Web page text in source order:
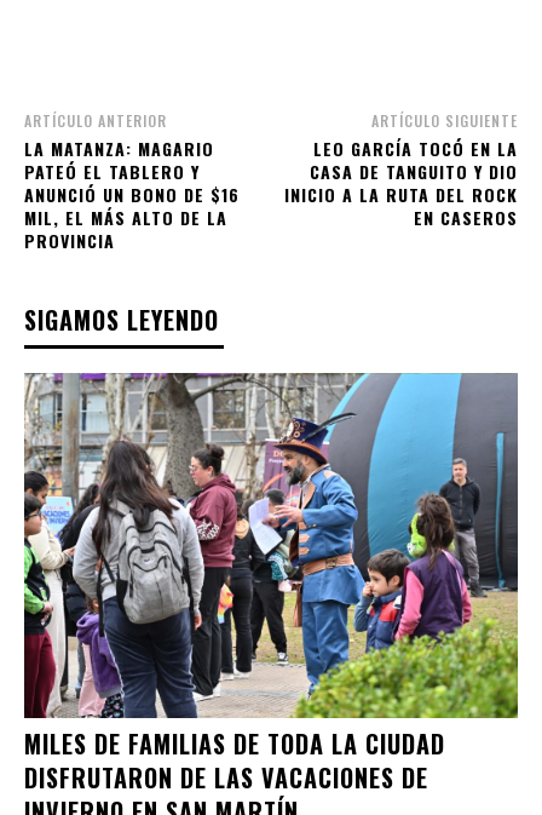
ARTÍCULO ANTERIOR
LA MATANZA: MAGARIO
PATEÓ EL TABLERO Y
ANUNCIÓ UN BONO DE $16
MIL, EL MÁS ALTO DE LA
PROVINCIA
ARTÍCULO SIGUIENTE
LEO GARCÍA TOCÓ EN LA
CASA DE TANGUITO Y DIO
INICIO A LA RUTA DEL ROCK
EN CASEROS
SIGAMOS LEYENDO
MILES DE FAMILIAS DE TODA LA CIUDAD
DISFRUTARON DE LAS VACACIONES DE